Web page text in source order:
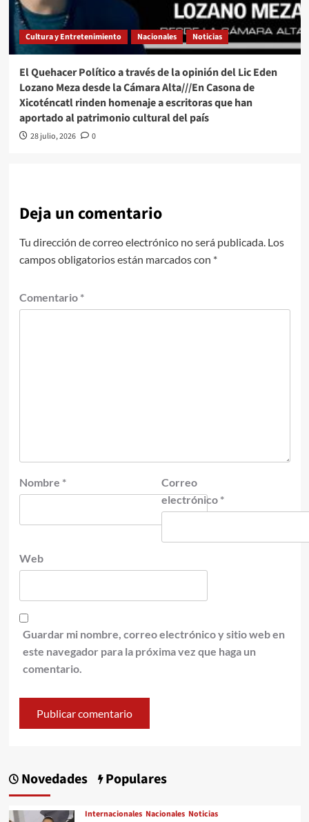
Cultura y Entretenimiento Nacionales Noticias
El Quehacer Político a través de la opinión del Lic Eden
Lozano Meza desde la Cámara Alta///En Casona de
Xicoténcatl rinden homenaje a escritoras que han
aportado al patrimonio cultural del país
28 julio, 2026 0
Deja un comentario
Tu dirección de correo electrónico no será publicada. Los
campos obligatorios están marcados con *
Comentario *
Nombre *
Correo
electrónico *
Web
Guardar mi nombre, correo electrónico y sitio web en
este navegador para la próxima vez que haga un
comentario.
Novedades Populares
Internacionales Nacionales Noticias